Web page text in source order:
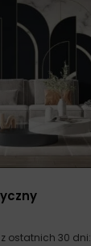
ostatnich 30 dni: